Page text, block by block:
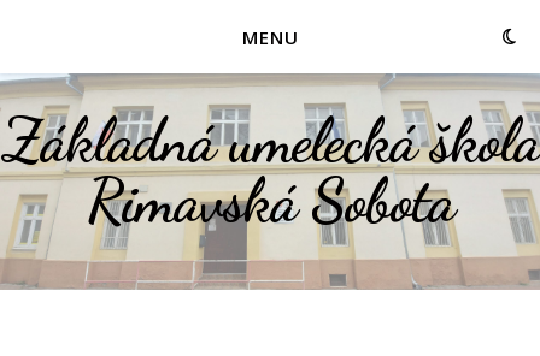
MENU
Základná umelecká škola
Rimavská Sobota